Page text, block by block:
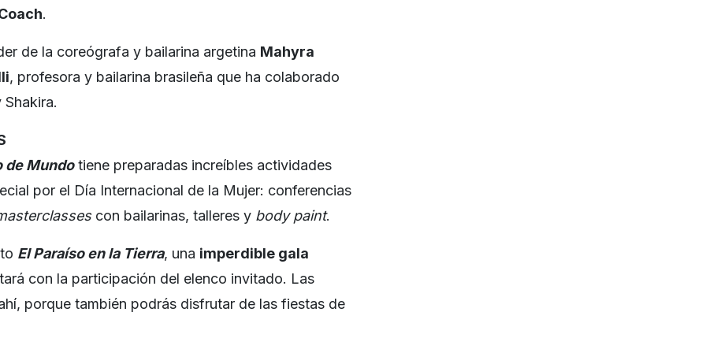
.
de la coreógrafa y bailarina argetina Mahyra
, profesora y bailarina brasileña que ha colaborado
de Mundotiene preparadas increíbles actividades
por el Día Internacional de la Mujer: conferencias
con bailarinas, talleres y body paint.
El Paraíso en la Tierra, una imperdible gala
con la participación del elenco invitado. Las
porque también podrás disfrutar de las fiestas de